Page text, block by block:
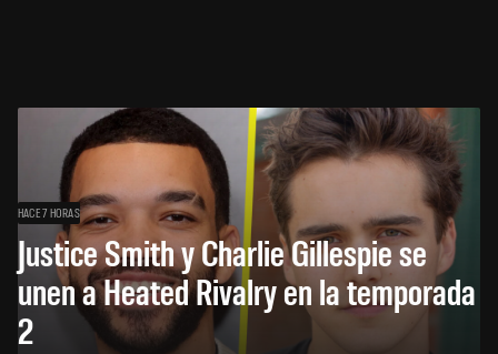
HACE 7 HORAS
Justice Smith y Charlie Gillespie se
unen a Heated Rivalry en la temporada
2